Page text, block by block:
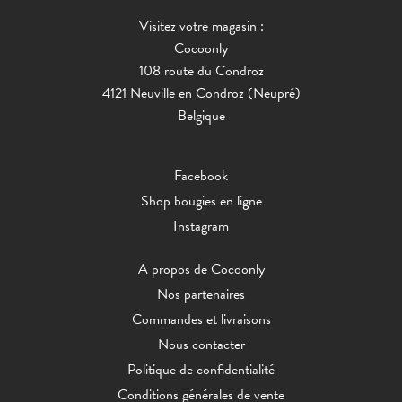
Visitez votre magasin :
Cocoonly
108 route du Condroz
4121 Neuville en Condroz (Neupré)
Belgique
Facebook
Shop bougies en ligne
Instagram
A propos de Cocoonly
Nos partenaires
Commandes et livraisons
Nous contacter
Politique de confidentialité
Conditions générales de vente